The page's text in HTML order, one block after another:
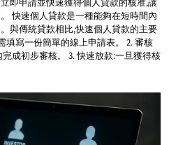
即申請並快速獲得個人貸款的核准,讓
快速個人貸款是一種能夠在短時間內
與傳統貸款相比,快速個人貸款的主要
填寫一份簡單的線上申請表。 2. 審核
成初步審核。 3. 快速放款:一旦獲得核